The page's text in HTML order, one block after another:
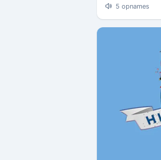
5 opnames